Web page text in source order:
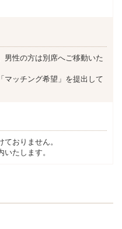
男性の方は別席へご移動いた
マッチング希望」を提出して
おりません。
たします。